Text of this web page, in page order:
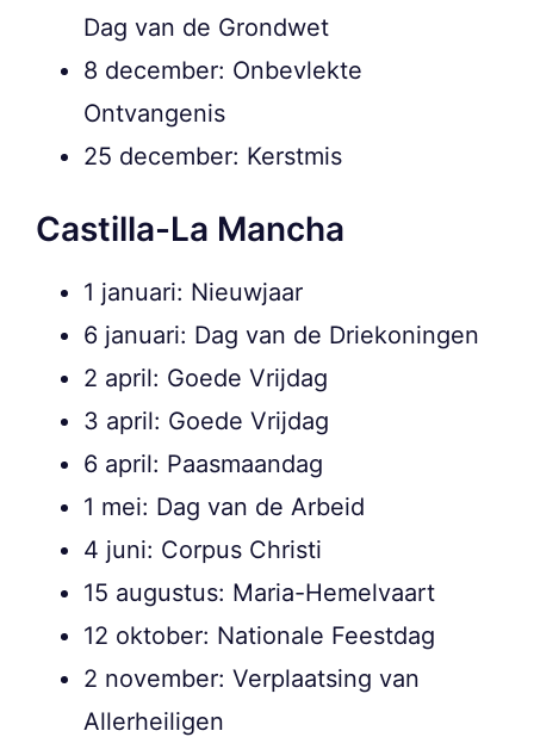
Dag van de Grondwet
8 december: Onbevlekte
Ontvangenis
25 december: Kerstmis
Castilla-La Mancha
1 januari: Nieuwjaar
6 januari: Dag van de Driekoningen
2 april: Goede Vrijdag
3 april: Goede Vrijdag
6 april: Paasmaandag
1 mei: Dag van de Arbeid
4 juni: Corpus Christi
15 augustus: Maria-Hemelvaart
12 oktober: Nationale Feestdag
2 november: Verplaatsing van
Allerheiligen